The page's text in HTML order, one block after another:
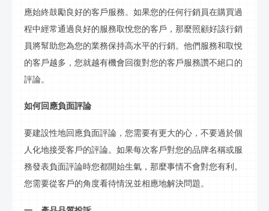
應始終鼓勵良好的客戶服務。如果您的任何行銷員在購買過
程中經常通過良好的服務取悅您的客戶，那麼照顧好該行銷
員將幫助您為您的業務保持高水平的行銷。他們服務和取悅
的客戶越多，您就越有機會回復對您的客戶服務讚不絕口的
評論。
如何回應負面評論
要建設性地回應負面評論，您需要有更大的心，不要過於個
人化地接受客戶的評論。如果每次客戶對您的品牌名稱或服
務發表負面評論時您都開始生氣，那麼事情不會對您有利。
您需要從客戶的角度看待情況並相應地解決問題。